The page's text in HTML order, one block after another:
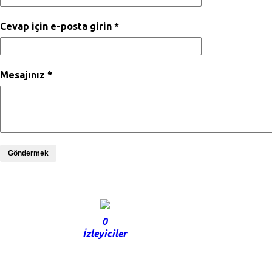
Cevap için e-posta girin *
Mesajınız *
Göndermek
0
İzleyiciler